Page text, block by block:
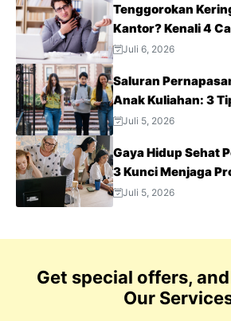
Tenggorokan
Kantor? Kenali 4
Juli 6, 2026
Saluran
Anak Kuliahan: 3
Tetap Optimal di
Juli 5, 2026
Gaya Hidup Sehat
3 Kunci Menjaga
Juli 5, 2026
Get special offers,
Our